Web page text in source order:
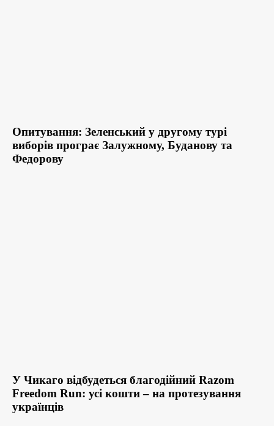
Опитування: Зеленський у другому турі
виборів програє Залужному, Буданову та
Федорову
У Чикаго відбудеться благодійний Razom
Freedom Run: усі кошти – на протезування
українців